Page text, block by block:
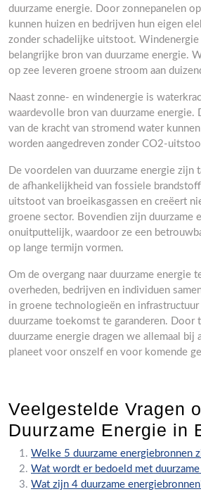
duurzame energie. Door zonnepanelen
kunnen huizen en bedrijven hun eigen
zonder schadelijke uitstoot. Windenergie
belangrijke bron van duurzame energie.
op zee leveren groene stroom aan
Naast zonne- en windenergie is
waardevolle bron van duurzame energie.
van de kracht van stromend water
worden aangedreven zonder CO2-
De voordelen van duurzame energie zijn
de afhankelijkheid van fossiele
uitstoot van broeikasgassen en creëert
groene sector. Bovendien zijn duurzame
onuitputtelijk, waardoor ze een
op lange termijn vormen.
Om de overgang naar duurzame energie
overheden, bedrijven en individuen
in groene technologieën en
duurzame toekomst te garanderen. Door
duurzame energie dragen we allemaal bij
planeet voor onszelf en voor komende
Veelgestelde Vragen
Duurzame Energie in
Welke 5 duurzame energiebronnen
Wat wordt er bedoeld met duurzame
Wat zijn 4 duurzame